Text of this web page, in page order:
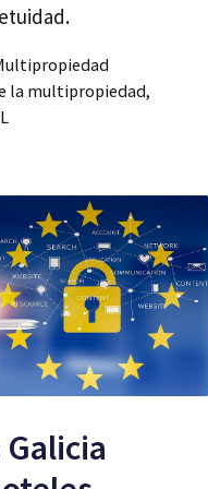
la multipropiedad,